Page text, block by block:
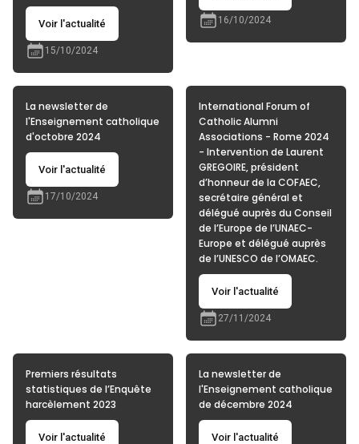
Voir l'actualité
15/10/2024
16/10/2024
La newsletter de
l'Enseignement catholique
d'octobre 2024
Voir l'actualité
17/10/2024
International Forum of
Catholic Alumni
Associations - Rome 2024
- Intervention de Laurent
GREGOIRE, président
d’honneur de la COFAEC,
secrétaire général et
délégué auprès du Conseil
de l’Europe de l’UNAEC-
Europe et délégué auprès
de l’UNESCO de l’OMAEC.
Voir l'actualité
27/11/2024
Premiers résultats
statistiques de l’Enquête
harcèlement 2023
Voir l'actualité
La newsletter de
l'Enseignement catholique
de décembre 2024
Voir l'actualité